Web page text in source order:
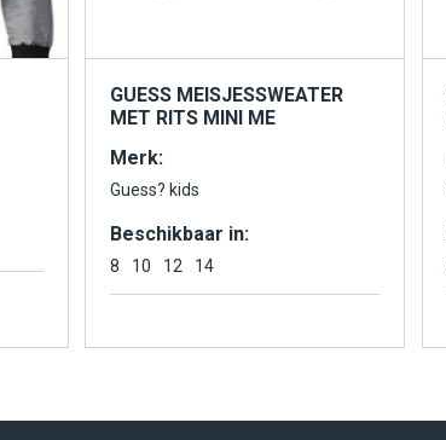
GUESS MEISJESSWEATER
MET RITS MINI ME
Merk:
Guess? kids
Beschikbaar in:
8 10 12 14